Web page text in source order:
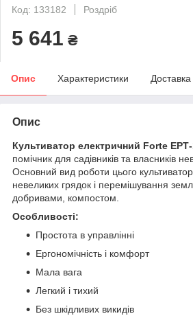
Код: 133182
Роздріб
5 641 ₴
Опис Характеристики Доставка
Опис
Культиватор електричний Forte
помічник для садівників та власників
Основний вид роботи цього
невеликих грядок і перемішування
добривами, компостом.
Особливості:
Простота в управлінні
Ергономічність і комфорт
Мала вага
Легкий і тихий
Без шкідливих викидів